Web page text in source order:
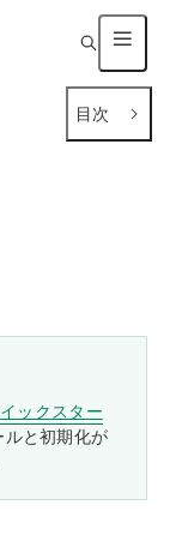
目次
ックスター
と初期化が